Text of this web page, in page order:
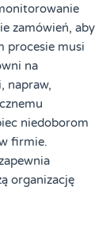
zamówień, aby
procesie musi
na
napraw,
niedoborom
firmie.
organizację